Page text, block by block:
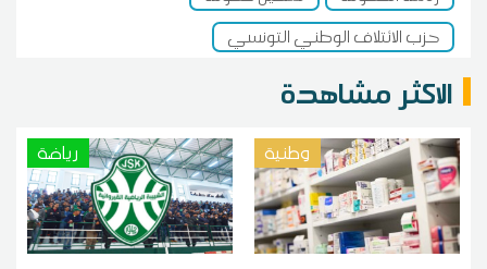
حزب الائتلاف الوطني التونسي
الاكثر مشاهدة
وطنية رياضة